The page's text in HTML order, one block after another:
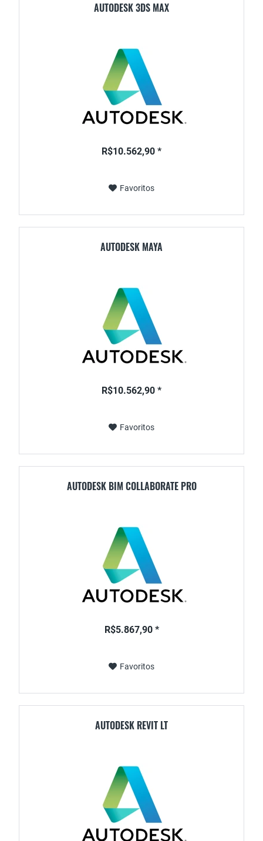
AUTODESK 3DS MAX
R$10.562,90 *
Favoritos
AUTODESK MAYA
R$10.562,90 *
Favoritos
AUTODESK BIM COLLABORATE PRO
R$5.867,90 *
Favoritos
AUTODESK REVIT LT